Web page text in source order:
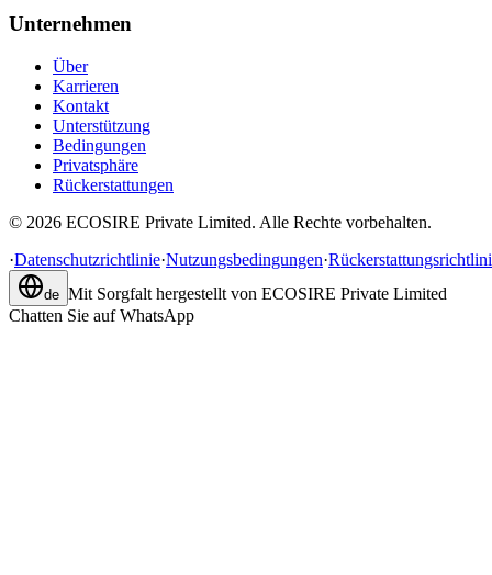
Unternehmen
Über
Karrieren
Kontakt
Unterstützung
Bedingungen
Privatsphäre
Rückerstattungen
© 2026 ECOSIRE Private Limited. Alle Rechte vorbehalten.
·Datenschutzrichtlinie·Nutzungsbedingungen·
de Mit Sorgfalt hergestellt von ECOSIRE Private Limited
Chatten Sie auf WhatsApp